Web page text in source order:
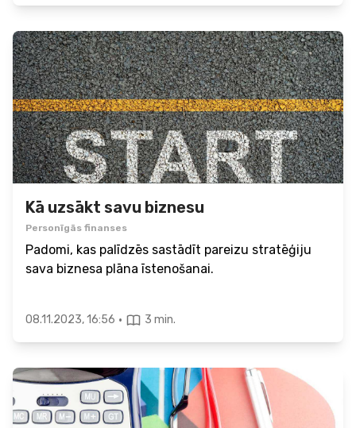
Kā uzsākt savu biznesu
Personīgās finanses
Padomi, kas palīdzēs sastādīt pareizu stratēģiju
sava biznesa plāna īstenošanai.
08.11.2023, 16:56 · 3 min.